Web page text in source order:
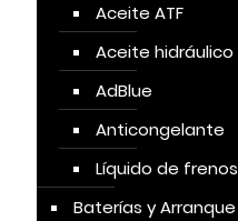
Aceite ATF
Aceite hidráulico
AdBlue
Anticongelante
Líquido de frenos
Baterías y Arranque